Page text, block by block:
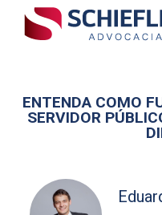
ENTENDA COMO
SERVIDOR